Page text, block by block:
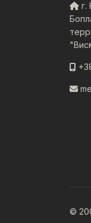
г.
©